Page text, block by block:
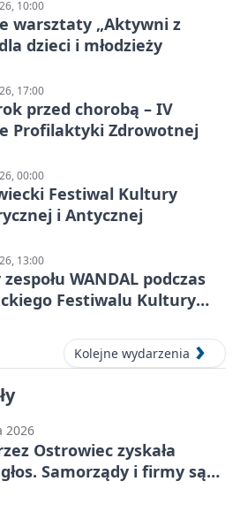
10:00
warsztaty „Aktywni z
dzieci i młodzieży
17:00
przed chorobą – IV
Profilaktyki Zdrowotnej
00:00
Festiwal Kultury
i Antycznej
13:00
WANDAL podczas
Festiwalu Kultury
Kolejne wydarzenia
2026
Ostrowiec zyskała
Samorządy i firmy są